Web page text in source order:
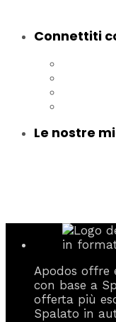
Connettiti
Le nostre
Apodos offre
con base a
offerta più
Spalato in